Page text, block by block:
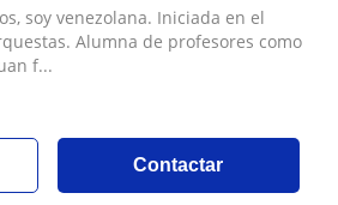
soy venezolana. Iniciada en el
Alumna de profesores como
f...
Contactar